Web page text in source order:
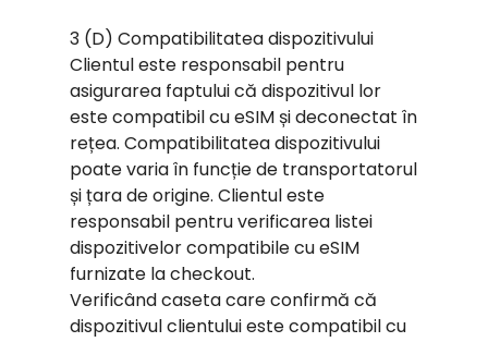
3 (D) Compatibilitatea dispozitivului
Clientul este responsabil pentru
asigurarea faptului că dispozitivul lor
este compatibil cu eSIM și deconectat în
rețea. Compatibilitatea dispozitivului
poate varia în funcție de transportatorul
și țara de origine. Clientul este
responsabil pentru verificarea listei
dispozitivelor compatibile cu eSIM
furnizate la checkout.
Verificând caseta care confirmă că
dispozitivul clientului este compatibil cu